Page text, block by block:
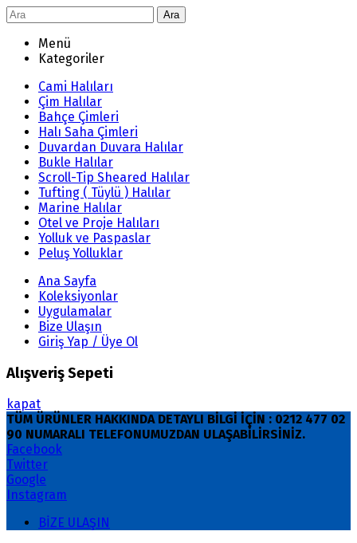
Ara
Menü
Kategoriler
Cami Halıları
Çim Halılar
Bahçe Çimleri
Halı Saha Çimleri
Duvardan Duvara Halılar
Bukle Halılar
Scroll-Tip Sheared Halılar
Tufting ( Tüylü ) Halılar
Marine Halılar
Otel ve Proje Halıları
Yolluk ve Paspaslar
Peluş Yolluklar
Ana Sayfa
Koleksiyonlar
Uygulamalar
Bize Ulaşın
Giriş Yap / Üye Ol
Alışveriş Sepeti
kapat
TÜM ÜRÜNLER HAKKINDA DETAYLI BİLGİ İÇİN : 0212 477 02
90 NUMARALI TELEFONUMUZDAN ULAŞABİLİRSİNİZ.
Facebook
Twitter
Google
Instagram
BİZE ULAŞIN